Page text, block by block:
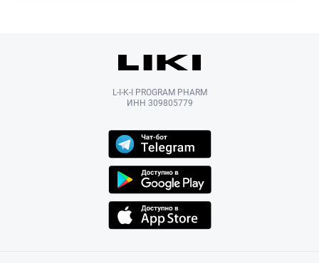
L-I-K-I PROGRAM PHARM
ИНН 309805779